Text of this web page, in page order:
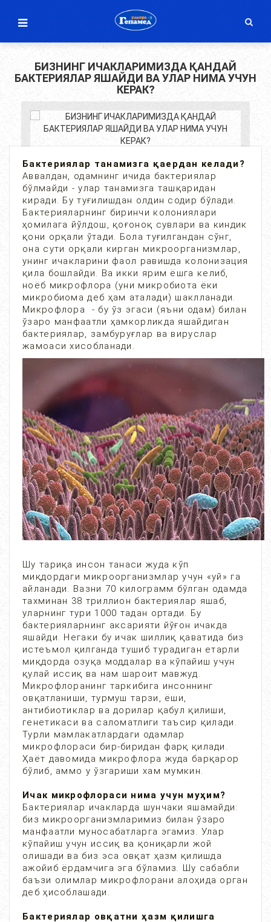
БИЗНИНГ ИЧАКЛАРИМИЗДА ҚАНДАЙ
БАКТЕРИЯЛАР ЯШАЙДИ ВА УЛАР НИМА УЧУН
КЕРАК?
Бактериялар танамизга қаердан келади?
Аввалдан, одамнинг ичида бактериялар
бўлмайди - улар танамизга ташқаридан
киради. Бу туғилишдан олдин содир бўлади.
Бактерияларнинг биринчи колониялари
ҳомилага йўлдош, қоғоноқ сувлари ва киндик
қони орқали ўтади. Бола туғилгандан сўнг,
она сути орқали кирган микроорганизмлар,
унинг ичакларини фаол равишда колонизация
қила бошлайди. Ва икки ярим ёшга келиб,
ноёб микрофлора (уни микробиота ёки
микробиома деб ҳам аталади) шаклланади.
Микрофлора - бу ўз эгаси (яъни одам) билан
ўзаро манфаатли ҳамкорликда яшайдиган
бактериялар, замбуруғлар ва вируслар
жамоаси хисобланади.
Шу тариқа инсон танаси жуда кўп
миқдордаги микроорганизмлар учун «уй» га
айланади. Вазни 70 килограмм бўлган одамда
тахминан 38 триллион бактериялар яшаб,
уларнинг тури 1000 тадан ортади. Бу
бактерияларнинг аксарияти йўғон ичакда
яшайди. Негаки бу ичак шиллиқ қаватида биз
истеъмол қилганда тушиб турадиган етарли
миқдорда озуқа моддалар ва кўпайиш учун
қулай иссиқ ва нам шароит мавжуд.
Микрофлоранинг таркибига инсоннинг
овқатланиши, турмуш тарзи, ёши,
антибиотиклар ва дорилар қабул қилиши,
генетикаси ва саломатлиги таъсир қилади.
Турли мамлакатлардаги одамлар
микрофлораси бир-биридан фарқ қилади.
Ҳаёт давомида микрофлора жуда барқарор
бўлиб, аммо у ўзгариши хам мумкин.
Ичак микрофлораси нима учун муҳим?
Бактериялар ичакларда шунчаки яшамайди:
биз микроорганизмларимиз билан ўзаро
манфаатли муносабатларга эгамиз. Улар
кўпайиш учун иссиқ ва қониқарли жой
олишади ва биз эса овқат ҳазм қилишда
ажойиб ёрдамчига эга бўламиз. Шу сабабли
баъзи олимлар микрофлорани алоҳида орган
деб ҳисоблашади.
Бактериялар овқатни ҳазм қилишга